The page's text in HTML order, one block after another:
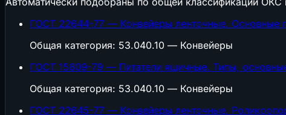
ГОСТ 22644-77 — Конвейеры ленточные. Основные
Общая категория: 53.040.10 — Конвейеры
ГОСТ 15609-79 — Питатели ящичные. Типы,
Общая категория: 53.040.10 — Конвейеры
ГОСТ 22645-77 — Конвейеры ленточные.